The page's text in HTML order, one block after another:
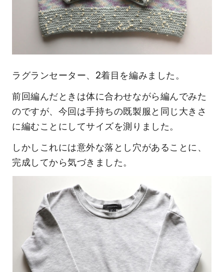
ラグランセーター、2着目を編みました。
前回編んだときは体に合わせながら編んでみた
のですが、今回は手持ちの既製服と同じ大きさ
に編むことにしてサイズを測りました。
しかしこれには意外な落とし穴があることに、
完成してから気づきました。